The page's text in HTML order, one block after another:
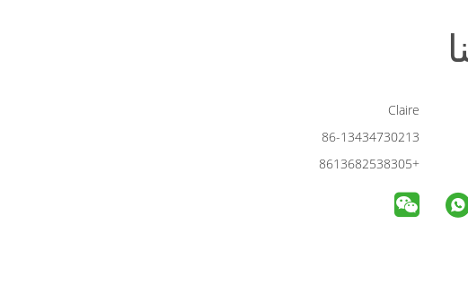
+8613682538305